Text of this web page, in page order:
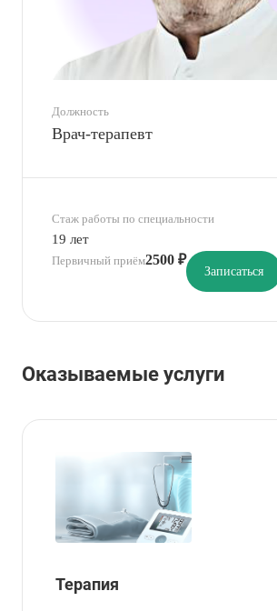
Должность
Врач-терапевт
Стаж работы по специальности
19 лет
Первичный приём2500 ₽
Записаться
Оказываемые услуги
Терапия